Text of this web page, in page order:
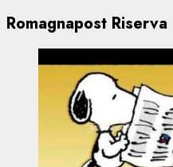
Romagnapost Riserva